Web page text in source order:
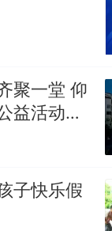
聚一堂 仰
益活动温
子快乐假